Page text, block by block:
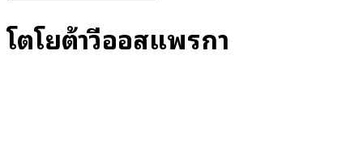
โตโยต้าวีออสแพรกษา